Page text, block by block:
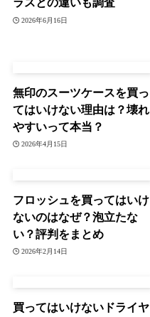
ラスとの違いも調査
2026年6月16日
無印のスーツケースを買っ
てはいけない理由は？壊れ
やすいって本当？
2026年4月15日
フロッシュを買ってはいけ
ないのはなぜ？泡立たな
い？評判をまとめ
2026年2月14日
買ってはいけないドライヤ